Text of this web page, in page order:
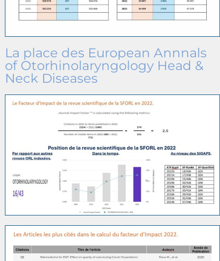
La place des European Annnals
of Otorhinolaryngology Head &
Neck Diseases